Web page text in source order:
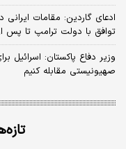
ادعای گاردین: مقامات
توافق با دولت ترامپ تا پس
وزیر دفاع پاکستان:
صهیونیستی مقابله کنیم